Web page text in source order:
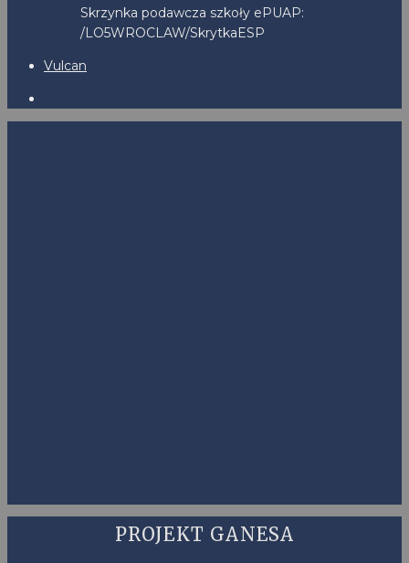
Skrzynka podawcza szkoły ePUAP:
/LO5WROCLAW/SkrytkaESP
Vulcan
PROJEKT GANESA